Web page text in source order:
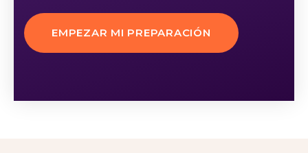
EMPEZAR MI PREPARACIÓN